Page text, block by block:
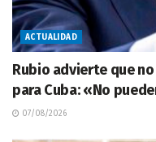
ACTUALIDAD
Rubio advierte que
para Cuba: «No
07/08/2026